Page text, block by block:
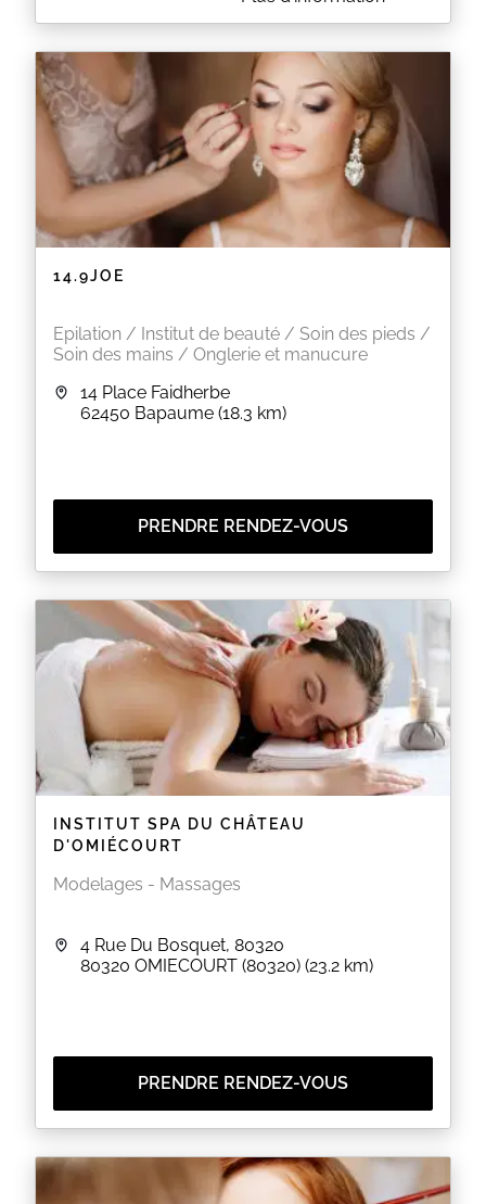
PARKING Institut climatisé
achat CARTE CADEAU sur le site
si vous ne recevez pas votre carte cadeau après
règlement n'hésitez pas à m'envoyer un sms peu
importe le jour et l'heure je vous la ferais parvenir
merci Graine de Beauté
EN SAVOIR PLUS
14.9JOE
Epilation / Institut de beauté / Soin des pieds /
Soin des mains / Onglerie et manucure
14 Place Faidherbe
62450 Bapaume (18.3 km)
PRENDRE RENDEZ-VOUS
INSTITUT SPA DU CHÂTEAU
D'OMIÉCOURT
Modelages - Massages
4 Rue Du Bosquet, 80320
80320 OMIECOURT (80320) (23.2 km)
PRENDRE RENDEZ-VOUS